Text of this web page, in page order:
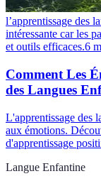
l’apprentissage des
intéressante car les
et outils efficaces.6
Comment Les
des Langues
L'apprentissage des
aux émotions.
d'apprentissage
Langue Enfantine